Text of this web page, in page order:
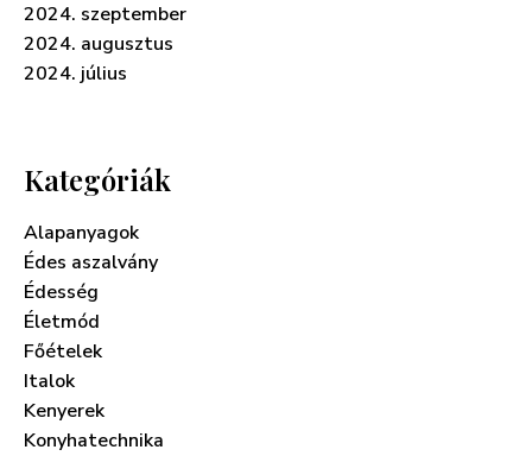
2024. szeptember
2024. augusztus
2024. július
Kategóriák
Alapanyagok
Édes aszalvány
Édesség
Életmód
Főételek
Italok
Kenyerek
Konyhatechnika